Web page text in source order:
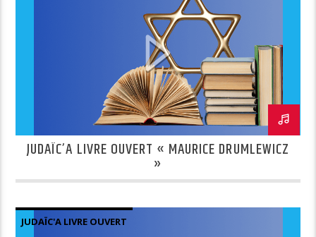
JUDAÏC’A LIVRE OUVERT « MAURICE DRUMLEWICZ
»
JUDAÏC'A LIVRE OUVERT